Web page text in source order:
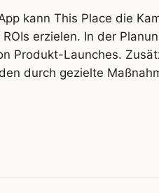
kann This Place die
erzielen. In der
Produkt-Launches.
durch gezielte